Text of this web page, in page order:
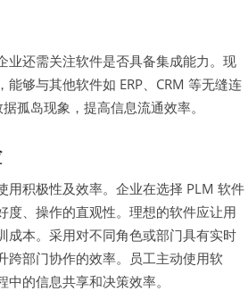
业还需关注软件是否具备集成能力。现
够与其他软件如 ERP、CRM 等无缝连
孤岛现象，提高信息流通效率。
用积极性及效率。企业在选择 PLM 软件
度、操作的直观性。理想的软件应让用
成本。采用对不同角色或部门具有实时
跨部门协作的效率。员工主动使用软
的信息共享和决策效率。